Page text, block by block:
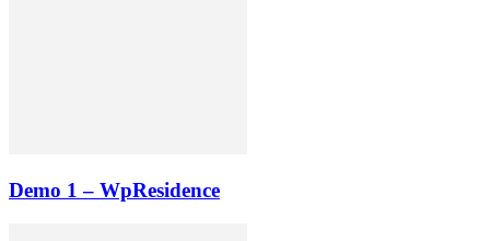
Demo 1 – WpResidence